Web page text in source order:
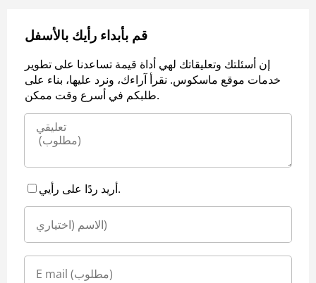
قم بأبداء رأيك بالأسفل
إن أسئلتك وتعليقاتك لهي أداة قيمة تساعدنا على تطوير
خدمات موقع ماسكوس. نقرأ آراءك، ونرد عليها، بناء على
طلبكم في أسرع وقت ممكن.
أريد ردًا على رأيي.